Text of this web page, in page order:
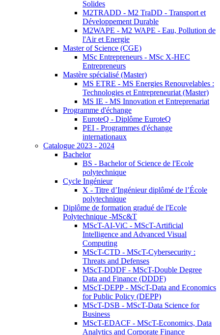
Solides
M2TRADD - M2 TraDD - Transport et
Développement Durable
M2WAPE - M2 WAPE - Eau, Pollution de
l'Air et Energie
Master of Science (CGE)
MSc Entrepreneurs - MSc X-HEC
Entrepreneurs
Mastère spécialisé (Master)
MS ETRE - MS Energies Renouvelables :
Technologies et Entrepreneuriat (Master)
MS IE - MS Innovation et Entreprenariat
Programme d'échange
EuroteQ - Diplôme EuroteQ
PEI - Programmes d'échange
internationaux
Catalogue 2023 - 2024
Bachelor
BS - Bachelor of Science de l'Ecole
polytechnique
Cycle Ingénieur
X - Titre d’Ingénieur diplômé de l’École
polytechnique
Diplôme de formation gradué de l'Ecole
Polytechnique -MSc&T
MScT-AI-ViC - MScT-Artificial
Intelligence and Advanced Visual
Computing
MScT-CTD - MScT-Cybersecurity :
Threats and Defenses
MScT-DDDF - MScT-Double Degree
Data and Finance (DDDF)
MScT-DEPP - MScT-Data and Economics
for Public Policy (DEPP)
MScT-DSB - MScT-Data Science for
Business
MScT-EDACF - MScT-Economics, Data
Analytics and Corporate Finance